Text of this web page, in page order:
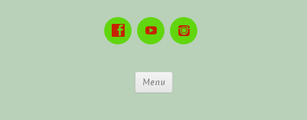
Menu